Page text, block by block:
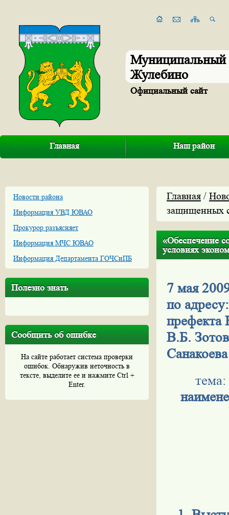
Муниципальный
Жулебино
Официальный сайт
Главная Наш район
Новости района
Информация УВД ЮВАО
Прокурор разъясняет
Информация МЧС ЮВАО
Информация Департамента ГОЧСиПБ
Полезно знать
Сообщить об ошибке
На сайте работает система проверки
ошибок. Обнаружив неточность в
тексте, выделите ее и нажмите Ctrl +
Enter.
Главная /
защищенных
«Обеспечение
условиях
7 мая
по
префекта
В.Б.